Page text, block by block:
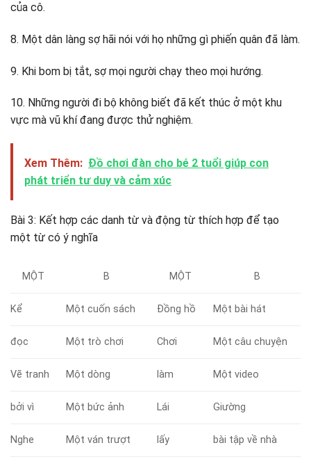
của cô.
8. Một dân làng sợ hãi nói với họ những gì phiến quân đã làm.
9. Khi bom bị tắt, sợ mọi người chạy theo mọi hướng.
10. Những người đi bộ không biết đã kết thúc ở một khu
vực mà vũ khí đang được thử nghiệm.
Xem Thêm: Đồ chơi đàn cho bé 2 tuổi giúp con
phát triển tư duy và cảm xúc
Bài 3: Kết hợp các danh từ và động từ thích hợp để tạo
một từ có ý nghĩa
MỘT B MỘT B
Kể Một cuốn sách Đồng hồ Một bài hát
đọc Một trò chơi Chơi Một câu chuyện
Vẽ tranh Một dòng làm Một video
bởi vì Một bức ảnh Lái Giường
Nghe Một ván trượt lấy bài tập về nhà